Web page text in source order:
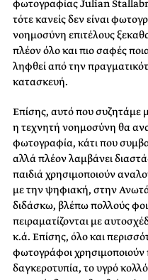
φωτογραφίας Julian
τότε κανείς δεν είναι
νοημοσύνη επιτέλους
πλέον όλο και πιο σαφές
ληφθεί από την
κατασκευή.
Επίσης, αυτό που συζητάμε
η τεχνητή νοημοσύνη θα
φωτογραφία, κάτι που
αλλά πλέον λαμβάνει
παιδιά χρησιμοποιούν
με την ψηφιακή, στην
διδάσκω, βλέπω πολλούς
πειραματίζονται με
κ.ά. Επίσης, όλο και
φωτογράφοι χρησιμοποιούν
δαγκεροτυπία, το υγρό